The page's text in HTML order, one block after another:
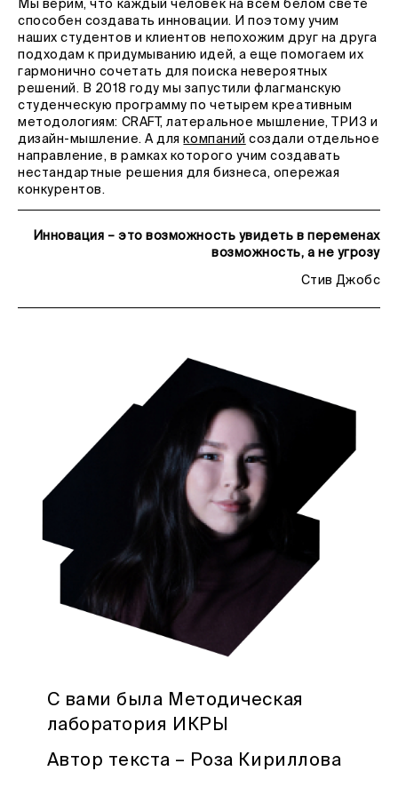
Мы верим, что каждый человек на всем белом свете
способен создавать инновации. И поэтому учим
наших студентов и клиентов непохожим друг на друга
подходам к придумыванию идей, а еще помогаем их
гармонично сочетать для поиска невероятных
решений. В 2018 году мы запустили флагманскую
студенческую программу по четырем креативным
методологиям: CRAFT, латеральное мышление, ТРИЗ и
дизайн-мышление. А длякомпаний создали отдельное
направление, в рамках которого учим создавать
нестандартные решения для бизнеса, опережая
конкурентов.
Инновация – это возможность увидеть в переменах
возможность, а не угрозу
Стив Джобс
С вами была Методическая
лаборатория ИКРЫ
Автор текста – Роза Кириллова